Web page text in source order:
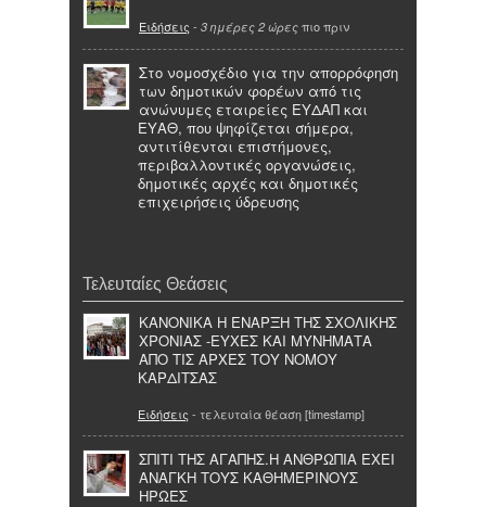
Ειδήσεις - 3 ημέρες 2 ώρες πιο πριν
Στο νομοσχέδιο για την απορρόφηση
των δημοτικών φορέων από τις
ανώνυμες εταιρείες ΕΥΔΑΠ και
ΕΥΑΘ, που ψηφίζεται σήμερα,
αντιτίθενται επιστήμονες,
περιβαλλοντικές οργανώσεις,
δημοτικές αρχές και δημοτικές
επιχειρήσεις ύδρευσης
Τελευταίες Θεάσεις
ΚΑΝΟΝΙΚΑ Η ΕΝΑΡΞΗ ΤΗΣ ΣΧΟΛΙΚΗΣ
ΧΡΟΝΙΑΣ -ΕΥΧΕΣ ΚΑΙ ΜΥΝΗΜΑΤΑ
ΑΠΟ ΤΙΣ ΑΡΧΕΣ ΤΟΥ ΝΟΜΟΥ
ΚΑΡΔΙΤΣΑΣ
Ειδήσεις - τελευταία θέαση [timestamp]
ΣΠΙΤΙ ΤΗΣ ΑΓΑΠΗΣ.Η ΑΝΘΡΩΠΙΑ ΕΧΕΙ
ΑΝΑΓΚΗ ΤΟΥΣ ΚΑΘΗΜΕΡΙΝΟΥΣ
ΗΡΩΕΣ